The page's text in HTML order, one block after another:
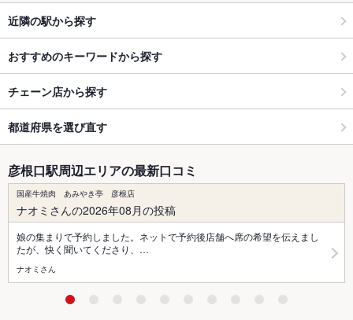
近隣の駅から探す
おすすめのキーワードから探す
チェーン店から探す
都道府県を選び直す
彦根口駅周辺エリアの最新口コミ
国産牛焼肉 あみやき亭 彦根店
ナオミさんの2026年08月の投稿
娘の集まりで予約しました。ネットで予約後店舗へ席の希望を伝えまし
たが、快く聞いてくださり、…
ナオミさん